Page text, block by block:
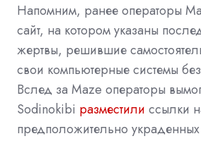
Напомним, ранее операторы
сайт, на котором указаны
жертвы, решившие
свои компьютерные системы
Вслед за Maze операторы
Sodinokibi разместили ссылки
предположительно